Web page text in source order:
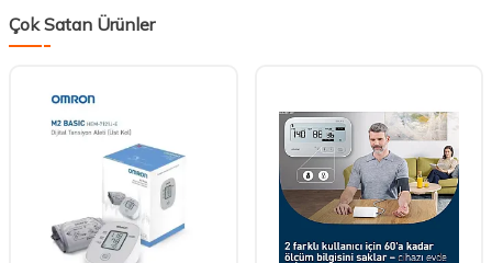
Çok Satan Ürünler